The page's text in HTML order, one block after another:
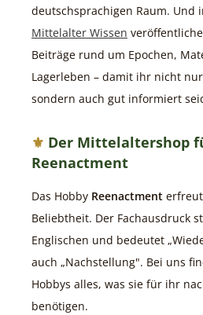
deutschsprachigen Raum. Und
Mittelalter Wissen
Beiträge rund um Epochen,
Lagerleben – damit ihr nicht
sondern auch gut informiert
Der Mittelaltershop
Reenactment
Das Hobby Reenactment
Beliebtheit. Der Fachausdruck
Englischen und bedeutet
auch „Nachstellung". Bei uns
Hobbys alles, was sie für ihr
benötigen.